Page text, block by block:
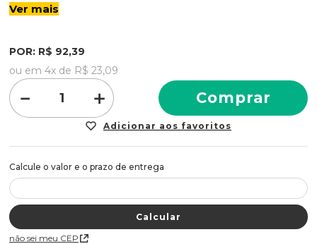
Ver mais
POR: R$ 92,39
ou em 4x de R$ 23,09
＋
－ Comprar
Não sei meu CEP